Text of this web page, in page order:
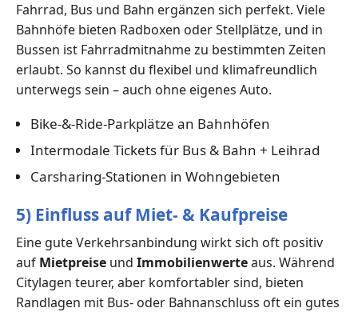
Fahrrad, Bus und Bahn ergänzen sich perfekt. Viele
Bahnhöfe bieten Radboxen oder Stellplätze, und in
Bussen ist Fahrradmitnahme zu bestimmten Zeiten
erlaubt. So kannst du flexibel und klimafreundlich
unterwegs sein – auch ohne eigenes Auto.
Bike-&-Ride-Parkplätze an Bahnhöfen
Intermodale Tickets für Bus & Bahn + Leihrad
Carsharing-Stationen in Wohngebieten
5) Einfluss auf Miet- & Kaufpreise
Eine gute Verkehrsanbindung wirkt sich oft positiv
auf Mietpreise und Immobilienwerteaus. Während
Citylagen teurer, aber komfortabler sind, bieten
Randlagen mit Bus- oder Bahnanschluss oft ein gutes